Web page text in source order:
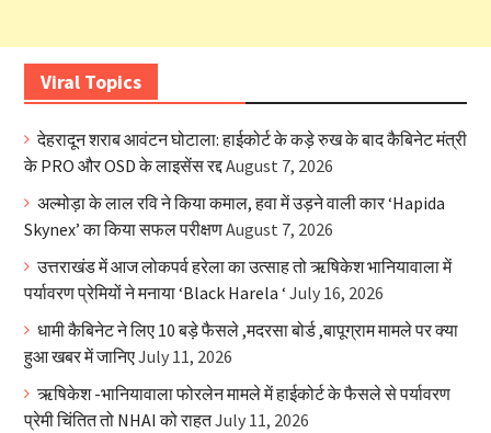
Viral Topics
देहरादून शराब आवंटन घोटाला: हाईकोर्ट के कड़े रुख के बाद कैबिनेट मंत्री
के PRO और OSD के लाइसेंस रद्दAugust 7, 2026
अल्मोड़ा के लाल रवि ने किया कमाल, हवा में उड़ने वाली कार ‘Hapida
Skynex’ का किया सफल परीक्षणAugust 7, 2026
उत्तराखंड में आज लोकपर्व हरेला का उत्साह तो ऋषिकेश भानियावाला में
पर्यावरण प्रेमियों ने मनाया ‘Black Harela ‘ July 16, 2026
धामी कैबिनेट ने लिए 10 बड़े फैसले ,मदरसा बोर्ड ,बापूग्राम मामले पर क्या
हुआ खबर में जानिएJuly 11, 2026
ऋषिकेश -भानियावाला फोरलेन मामले में हाईकोर्ट के फैसले से पर्यावरण
प्रेमी चिंतित तो NHAI को राहतJuly 11, 2026